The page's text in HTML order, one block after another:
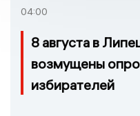
04:00
8 августа в
возмущены
избирателей